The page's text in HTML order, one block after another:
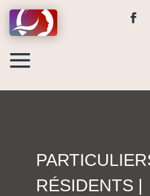
RÉSIDENTS |